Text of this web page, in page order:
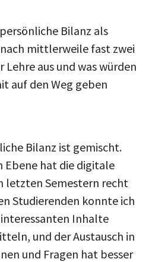
Bilanz als
mittlerweile fast zwei
aus und was würden
auf den Weg geben
Bilanz ist gemischt.
Ebene hat die digitale
letzten Semestern recht
Studierenden konnte ich
Inhalte
und der Austausch in
und Fragen hat besser